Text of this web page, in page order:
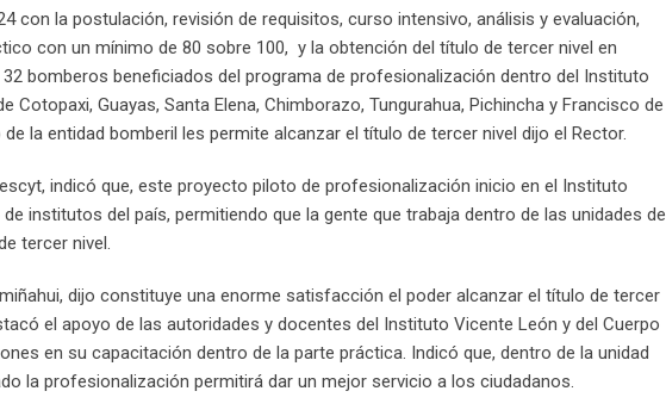
con la postulación, revisión de requisitos, curso intensivo, análisis y evaluación,
con un mínimo de 80 sobre 100, y la obtención del título de tercer nivel en
bomberos beneficiados del programa de profesionalización dentro del Instituto
Cotopaxi, Guayas, Santa Elena, Chimborazo, Tungurahua, Pichincha y Francisco de
la entidad bomberil les permite alcanzar el título de tercer nivel dijo el Rector.
indicó que, este proyecto piloto de profesionalización inicio en el Instituto
institutos del país, permitiendo que la gente que trabaja dentro de las unidades de
tercer nivel.
dijo constituye una enorme satisfacción el poder alcanzar el título de tercer
el apoyo de las autoridades y docentes del Instituto Vicente León y del Cuerpo
en su capacitación dentro de la parte práctica. Indicó que, dentro de la unidad
la profesionalización permitirá dar un mejor servicio a los ciudadanos.